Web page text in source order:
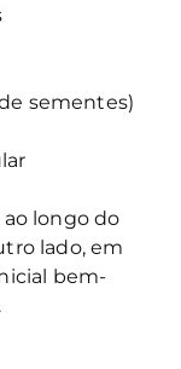
sementes)
longo do
lado, em
bem-